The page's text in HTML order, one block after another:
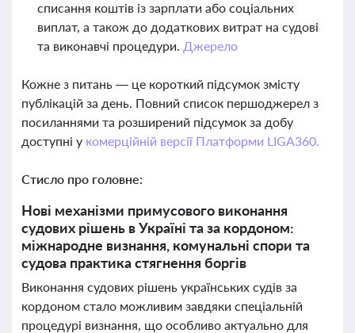
списання коштів із зарплати або соціальних
виплат, а також до додаткових витрат на судові
та виконавчі процедури. Джерело
Кожне з питань — це короткий підсумок змісту
публікацій за день. Повний список першоджерел з
посиланнями та розширений підсумок за добу
доступні у комерційній версії Платформи LIGA360.
Стисло про головне:
Нові механізми примусового виконання
судових рішень в Україні та за кордоном:
міжнародне визнання, комунальні спори та
судова практика стягнення боргів
Виконання судових рішень українських судів за
кордоном стало можливим завдяки спеціальній
процедурі визнання, що особливо актуально для